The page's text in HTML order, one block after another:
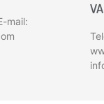
mail: